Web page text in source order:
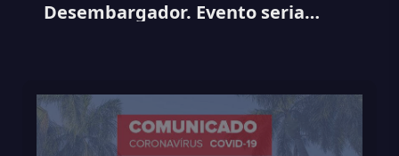
Desembargador. Evento seria